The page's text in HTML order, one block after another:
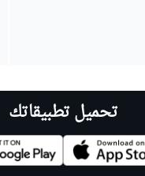
تحميل تطبيقاتك